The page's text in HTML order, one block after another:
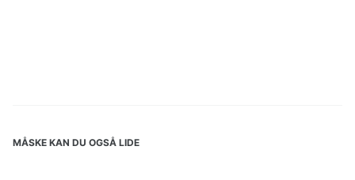
MÅSKE KAN DU OGSÅ LIDE